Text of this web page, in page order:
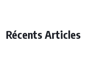
Récents Articles